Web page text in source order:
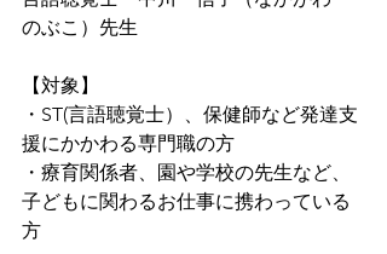
のぶこ）先生
【対象】
・ST(言語聴覚士）、保健師など発達支
援にかかわる専門職の方
・療育関係者、園や学校の先生など、
子どもに関わるお仕事に携わっている
方